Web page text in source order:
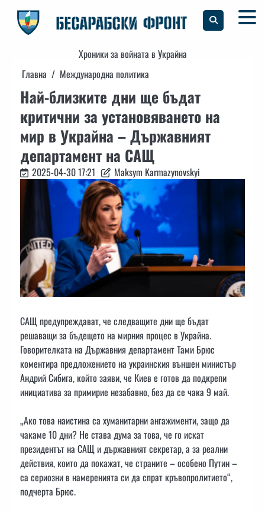
content
Хроники за войната в Украйна
Главна
Международна политика
Най-близките дни ще бъдат
критични за установяването на
мир в Украйна – Държавният
департамент на САЩ
2025-04-30 17:21 Maksym Karmazynovskyi
САЩ предупреждават, че следващите дни ще бъдат
решаващи за бъдещето на мирния процес в Украйна.
Говорителката на Държавния департамент Тами Брюс
коментира предложението на украинския външен министър
Андрий Сибига, който заяви, че Киев е готов да подкрепи
инициатива за примирие незабавно, без да се чака 9 май.
„Ако това наистина са хуманитарни ангажименти, защо да
чакаме 10 дни? Не става дума за това, че го искат
президентът на САЩ и държавният секретар, а за реални
действия, които да покажат, че страните – особено Путин –
са сериозни в намеренията си да спрат кръвопролитието“,
подчерта Брюс.